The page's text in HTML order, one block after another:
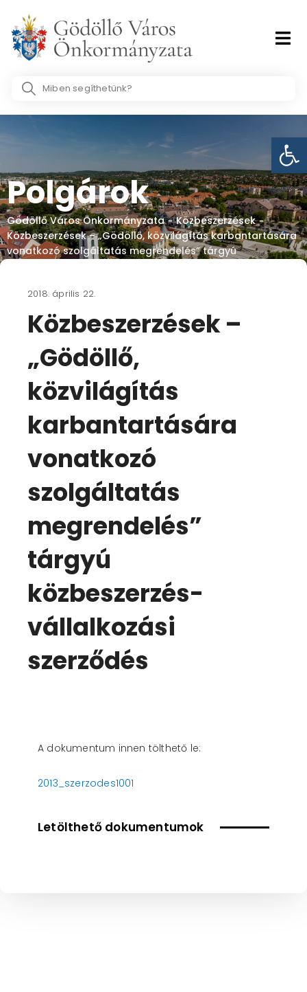
content
Search
Polgárok
Gödöllő Város Önkormányzata - Közbeszerzések -
Közbeszerzések – „Gödöllő, közvilágítás karbantartására
vonatkozó szolgáltatás megrendelés” tárgyú
2018. április 22.
Közbeszerzések –
„Gödöllő,
közvilágítás
karbantartására
vonatkozó
szolgáltatás
megrendelés”
tárgyú
közbeszerzés-
vállalkozási
szerződés
A dokumentum innen tölthető le:
2013_szerzodes1001
Letölthető dokumentumok